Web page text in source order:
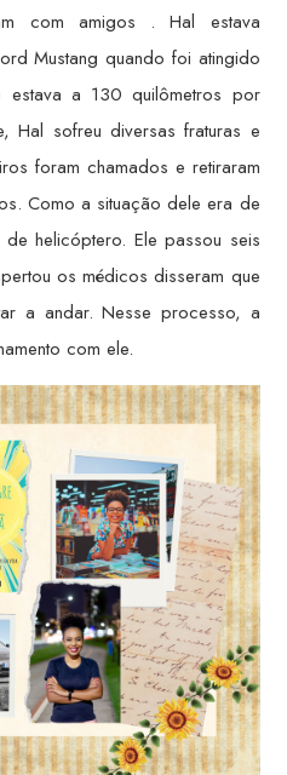
com amigos . Hal estava
Mustang quando foi atingido
a 130 quilômetros por
Hal sofreu diversas fraturas e
foram chamados e retiraram
Como a situação dele era de
helicóptero. Ele passou seis
os médicos disseram que
a andar. Nesse processo, a
com ele.